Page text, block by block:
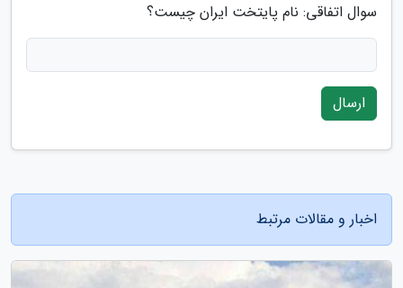
سوال اتفاقی: نام پایتخت ایران چیست؟
ارسال
اخبار و مقالات مرتبط